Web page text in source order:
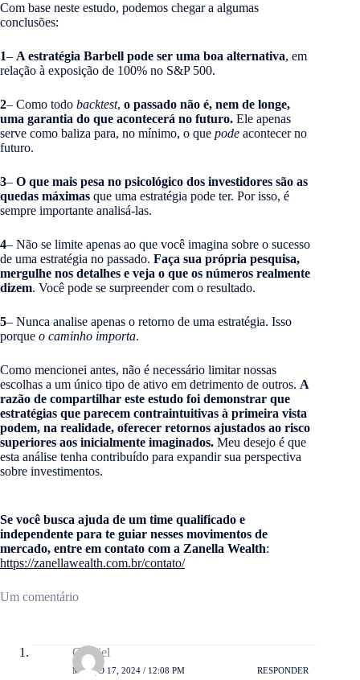
Com base neste estudo, podemos chegar a algumas
conclusões:
1– A estratégia Barbell pode ser uma boa alternativa, em
relação à exposição de 100% no S&P 500.
2– Como todo backtest, o passado não é, nem de longe,
uma garantia do que acontecerá no futuro. Ele apenas
serve como baliza para, no mínimo, o que pode acontecer no
futuro.
3– O que mais pesa no psicológico dos investidores são as
quedas máximas que uma estratégia pode ter. Por isso, é
sempre importante analisá-las.
4– Não se limite apenas ao que você imagina sobre o sucesso
de uma estratégia no passado. Faça sua própria pesquisa,
mergulhe nos detalhes e veja o que os números realmente
dizem. Você pode se surpreender com o resultado.
5– Nunca analise apenas o retorno de uma estratégia. Isso
porque o caminho importa.
Como mencionei antes, não é necessário limitar nossas
escolhas a um único tipo de ativo em detrimento de outros. A
razão de compartilhar este estudo foi demonstrar que
estratégias que parecem contraintuitivas à primeira vista
podem, na realidade, oferecer retornos ajustados ao risco
superiores aos inicialmente imaginados. Meu desejo é que
esta análise tenha contribuído para expandir sua perspectiva
sobre investimentos.
Se você busca ajuda de um time qualificado e
independente para te guiar nesses movimentos de
mercado, entre em contato com a Zanella Wealth:
https://zanellawealth.com.br/contato/
Um comentário
Gabriel
MARÇO 17, 2024 / 12:08 PM RESPONDER